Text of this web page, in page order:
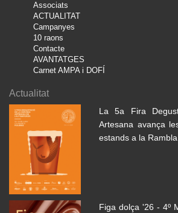
Associats
ACTUALITAT
Campanyes
10 raons
Contacte
AVANTATGES
Carnet AMPA i DOFÍ
Actualitat
La 5a Fira
Artesana avança
estands a la
Figa dolça '26 - 4º